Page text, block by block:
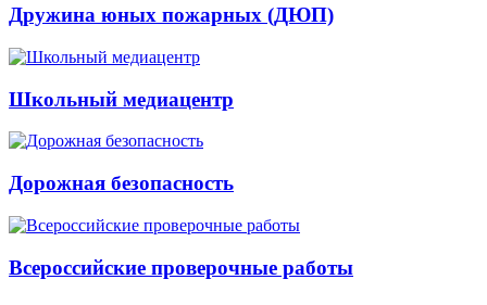
Дружина юных пожарных (ДЮП)
Школьный медиацентр
Дорожная безопасность
Всероссийские проверочные работы